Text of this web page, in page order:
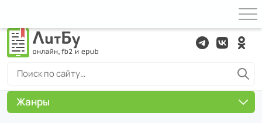
Жанры